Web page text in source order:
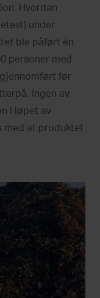
Hvordan
under
ble påført én
personer med
før
Ingen av
i løpet av
med at produktet